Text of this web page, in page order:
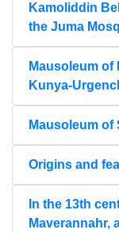
Kamoliddin
the Juma
Mausoleum of
Kunya-
Mausoleum of
Origins and
In the 13th
Maverannahr,